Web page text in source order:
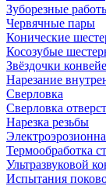
Зуборезные
Червячные пары
Конические
Косозубые
Звёздочки
Нарезание
Сверловка
Сверловка
Нарезка резьбы
Термообработка
Ультразвуковой
Испытания